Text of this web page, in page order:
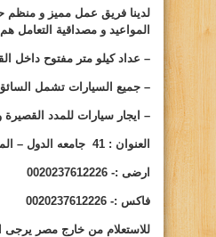
لدينا فريق عمل مميز و منظم
المواعيد و مصداقية التعامل
– عداد كيلو متر مفتوح داخل
– جميع السيارات تشمل السائق
– ايجار سيارات للمدد القصيرة
لعنوان : 41 جامعه الدول – المهندسين – القاهره
ارضى :- 0020237612226
فاكس :- 0020237612226
للاستعلام من خارج مصر يرجى